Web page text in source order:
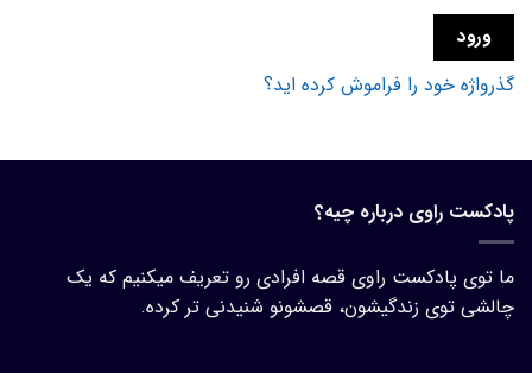
ورود
گذرواژه خود را فراموش کرده اید؟
پادکست راوی درباره چیه؟
ما توی پادکست راوی قصه افرادی رو تعریف میکنیم که یک
چالشی توی زندگیشون، قصشونو شنیدنی تر کرده.